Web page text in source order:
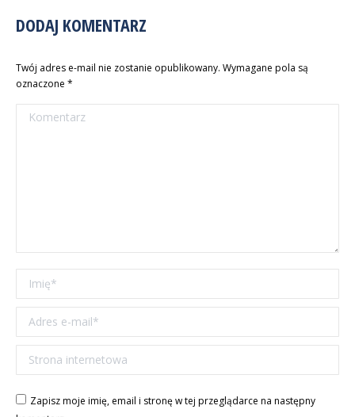
DODAJ KOMENTARZ
Twój adres e-mail nie zostanie opublikowany. Wymagane pola są
oznaczone *
Komentarz
Imię *
Adres e-mail *
Strona internetowa
Zapisz moje imię, email i stronę w tej przeglądarce na następny